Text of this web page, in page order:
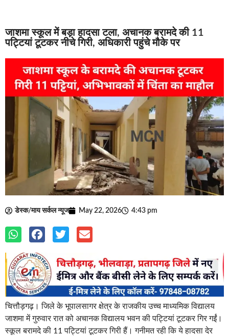
जाशमा स्कूल में बड़ा हादसा टला, अचानक बरामदे की 11
पट्टियां टूटकर नीचे गिरी, अधिकारी पहुंचे मौके पर
डेस्क/माय सर्कल न्यूज May 22, 2026 4:43 pm
चित्तौड़गढ़। जिले के भूपालसागर क्षेत्र के राजकीय उच्च माध्यमिक विद्यालय
जाशमा में गुरुवार रात को अचानक विद्यालय भवन की पट्टियां टूटकर गिर गईं।
स्कूल बरामदे की 11 पट्टियां टूटकर गिरी हैं। गनीमत रही कि ये हादसा देर